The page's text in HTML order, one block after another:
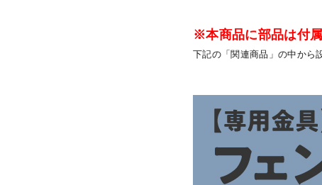
※本商品に部品は付
下記の「関連商品」の中から